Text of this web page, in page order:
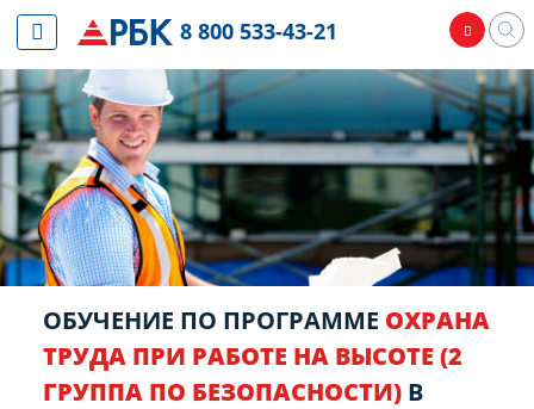
ОБУЧЕНИЕ ПО ПРОГРАММЕ ОХРАНА
ТРУДА ПРИ РАБОТЕ НА ВЫСОТЕ (2
ГРУППА ПО БЕЗОПАСНОСТИ) В
8 800 533-43-21